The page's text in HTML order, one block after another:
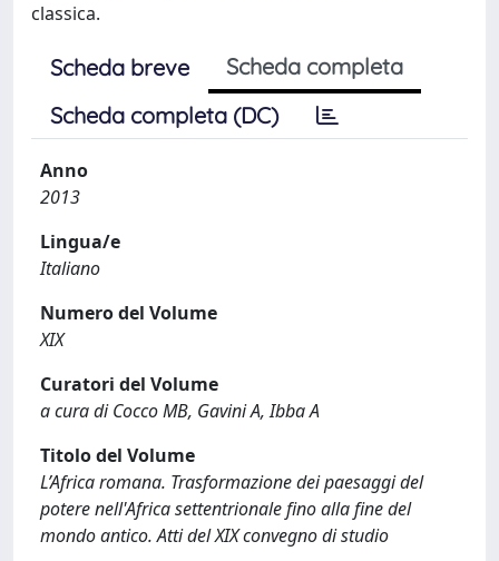
classica.
Scheda breve
Scheda completa
Scheda completa (DC)
Anno
2013
Lingua/e
Italiano
Numero del Volume
XIX
Curatori del Volume
a cura di Cocco MB, Gavini A, Ibba A
Titolo del Volume
L’Africa romana. Trasformazione dei paesaggi del
potere nell'Africa settentrionale fino alla fine del
mondo antico. Atti del XIX convegno di studio